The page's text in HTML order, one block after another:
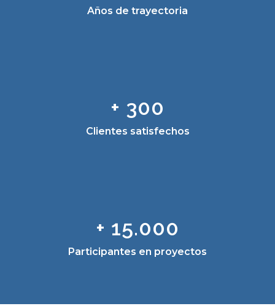
Años de trayectoria
+ 300
Clientes satisfechos
+ 15.000
Participantes en proyectos